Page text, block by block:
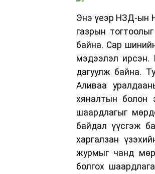
Энэ үеэр НЗД-ын
газрын
байна. Сар
мэдээлэл ирсэн.
дагуулж байна.
Аливаа
хяналтын болон
шаардлагыг
байдал үүсгэж
харгалзан
журмыг чанд
болгох